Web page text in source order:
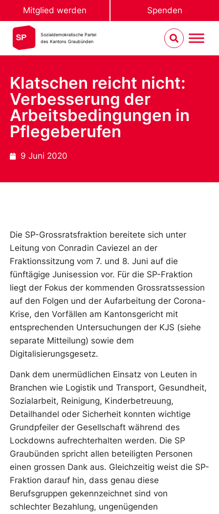
Mitglied werden Spenden
Sozialdemokratische Partei
des Kantons Graubünden
Klatschen reicht nicht:
Verbesserung der
Arbeitsbedingungen in
Pflegeberufen
9 Juni 2020
Die SP-Grossratsfraktion bereitete sich unter
Leitung von Conradin Caviezel an der
Fraktionssitzung vom 7. und 8. Juni auf die
fünftägige Junisession vor. Für die SP-Fraktion
liegt der Fokus der kommenden Grossratssession
auf den Folgen und der Aufarbeitung der Corona-
Krise, den Vorfällen am Kantonsgericht mit
entsprechenden Untersuchungen der KJS (siehe
separate Mitteilung) sowie dem
Digitalisierungsgesetz.
Dank dem unermüdlichen Einsatz von Leuten in
Branchen wie Logistik und Transport, Gesundheit,
Sozialarbeit, Reinigung, Kinderbetreuung,
Detailhandel oder Sicherheit konnten wichtige
Grundpfeiler der Gesellschaft während des
Lockdowns aufrechterhalten werden. Die SP
Graubünden spricht allen beteiligten Personen
einen grossen Dank aus. Gleichzeitig weist die SP-
Fraktion darauf hin, dass genau diese
Berufsgruppen gekennzeichnet sind von
schlechter Bezahlung, ungenügenden